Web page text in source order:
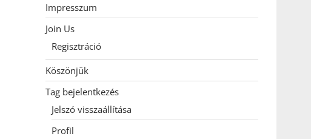
Impresszum
Join Us
Regisztráció
Köszönjük
Tag bejelentkezés
Jelszó visszaállítása
Profil